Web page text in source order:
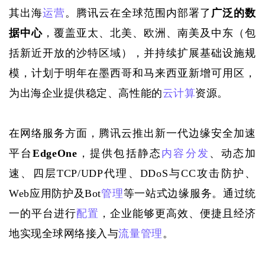
其出海运营。腾讯云在全球范围内部署了 广泛的数
据中心 ，覆盖亚太、北美、欧洲、南美及中东（包
括新近开放的沙特区域），并持续扩展基础设施规
模，计划于明年在墨西哥和马来西亚新增可用区，
为出海企业提供稳定、高性能的云计算资源。
在网络服务方面，腾讯云推出新一代边缘安全加速
平台EdgeOne ，提供包括静态 内容分发 、动态加
速、四层TCP/UDP代理、DDoS与CC攻击防护、
Web应用防护及Bot管理等一站式边缘服务。通过统
一的平台进行配置 ，企业能够更高效、便捷且经济
地实现全球网络接入与流量管理。